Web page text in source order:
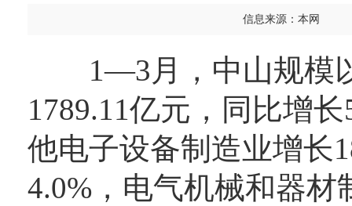
信息来源：本网
1—3月，中山规模以
1789.11亿元，同比增
他电子设备制造业增长
4.0%，电气机械和器材